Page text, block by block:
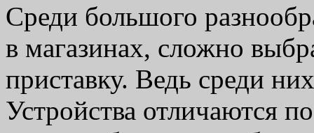
Среди большого
в магазинах, сложно
приставку. Ведь среди
Устройства отличаются